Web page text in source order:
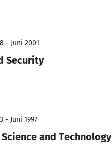
- Juni 2001
Security
- Juni 1997
and Technology